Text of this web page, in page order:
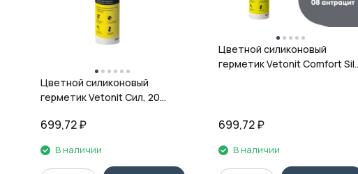
Цветной силиконовый
герметик Vetonit Сил, 20
699,72 ₽
В наличии
Цветной силиконовый
герметик Vetonit Comfort Sil,
699,72₽
В наличии